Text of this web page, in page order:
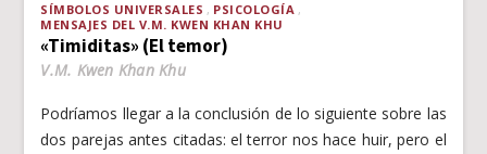
SÍMBOLOS UNIVERSALES
PSICOLOGÍA
MENSAJES DEL V.M. KWEN KHAN KHU
«Timiditas» (El temor)
V.M. Kwen Khan Khu
Podríamos llegar a la conclusión de lo siguiente sobre las
dos parejas antes citadas: el terror nos hace huir, pero el